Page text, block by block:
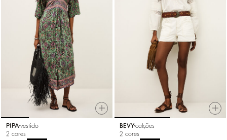
PIPA vestido
2 cores
BEVYcalções
2 cores